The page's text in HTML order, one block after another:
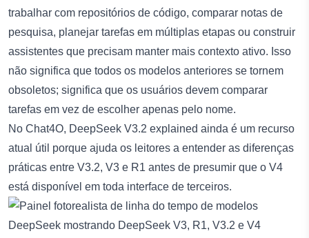
trabalhar com repositórios de código, comparar notas de
pesquisa, planejar tarefas em múltiplas etapas ou construir
assistentes que precisam manter mais contexto ativo. Isso
não significa que todos os modelos anteriores se tornem
obsoletos; significa que os usuários devem comparar
tarefas em vez de escolher apenas pelo nome.
No Chat4O, DeepSeek V3.2 explained ainda é um recurso
atual útil porque ajuda os leitores a entender as diferenças
práticas entre V3.2, V3 e R1 antes de presumir que o V4
está disponível em toda interface de terceiros.